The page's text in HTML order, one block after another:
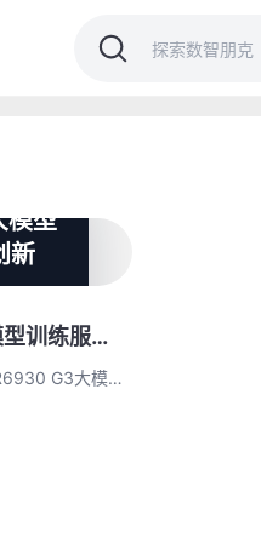
模型
新
热技
。
训练服务
G3大模型